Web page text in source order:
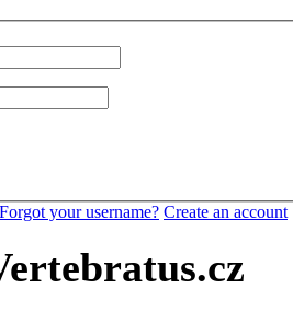
Forgot your username? Create an account